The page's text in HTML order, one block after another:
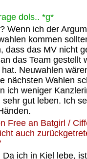
dols.. *g*
Wenn ich der
kommen
dass das MV nicht
das Team gestellt
Neuwahlen
nächsten Wahlen
ich weniger
gut leben. Ich
Free an Batgirl /
auch
Da ich in Kiel lebe,